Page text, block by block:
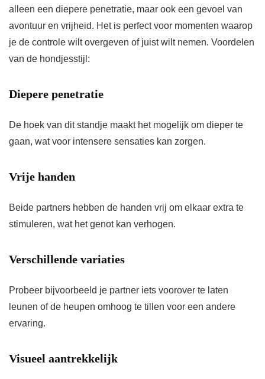
alleen een diepere penetratie, maar ook een gevoel van
avontuur en vrijheid. Het is perfect voor momenten waarop
je de controle wilt overgeven of juist wilt nemen. Voordelen
van de hondjesstijl:
Diepere penetratie
De hoek van dit standje maakt het mogelijk om dieper te
gaan, wat voor intensere sensaties kan zorgen.
Vrije handen
Beide partners hebben de handen vrij om elkaar extra te
stimuleren, wat het genot kan verhogen.
Verschillende variaties
Probeer bijvoorbeeld je partner iets voorover te laten
leunen of de heupen omhoog te tillen voor een andere
ervaring.
Visueel aantrekkelijk